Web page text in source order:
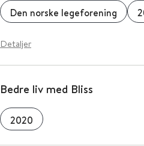
Den norske legeforening
Detaljer
Bedre liv med Bliss
2020